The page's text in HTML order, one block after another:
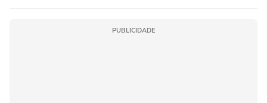
PUBLICIDADE